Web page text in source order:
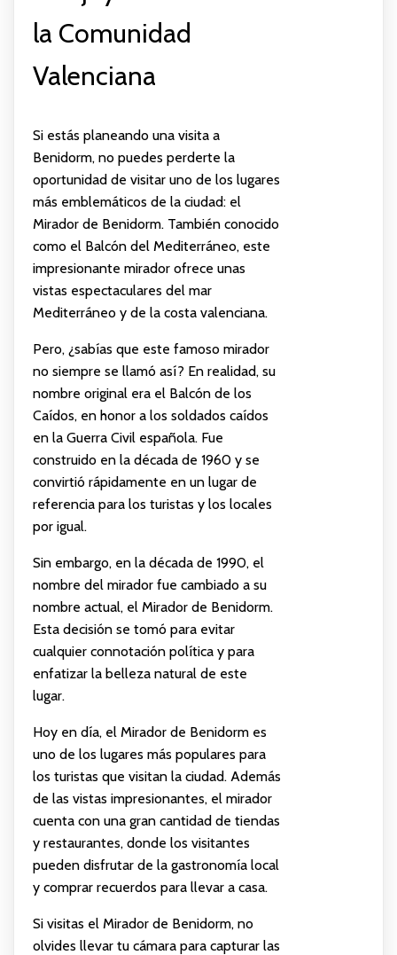
la Comunidad
Valenciana
Si estás planeando una visita a
Benidorm, no puedes perderte la
oportunidad de visitar uno de los lugares
más emblemáticos de la ciudad: el
Mirador de Benidorm. También conocido
como el Balcón del Mediterráneo, este
impresionante mirador ofrece unas
vistas espectaculares del mar
Mediterráneo y de la costa valenciana.
Pero, ¿sabías que este famoso mirador
no siempre se llamó así? En realidad, su
nombre original era el Balcón de los
Caídos, en honor a los soldados caídos
en la Guerra Civil española. Fue
construido en la década de 1960 y se
convirtió rápidamente en un lugar de
referencia para los turistas y los locales
por igual.
Sin embargo, en la década de 1990, el
nombre del mirador fue cambiado a su
nombre actual, el Mirador de Benidorm.
Esta decisión se tomó para evitar
cualquier connotación política y para
enfatizar la belleza natural de este
lugar.
Hoy en día, el Mirador de Benidorm es
uno de los lugares más populares para
los turistas que visitan la ciudad. Además
de las vistas impresionantes, el mirador
cuenta con una gran cantidad de tiendas
y restaurantes, donde los visitantes
pueden disfrutar de la gastronomía local
y comprar recuerdos para llevar a casa.
Si visitas el Mirador de Benidorm, no
olvides llevar tu cámara para capturar las